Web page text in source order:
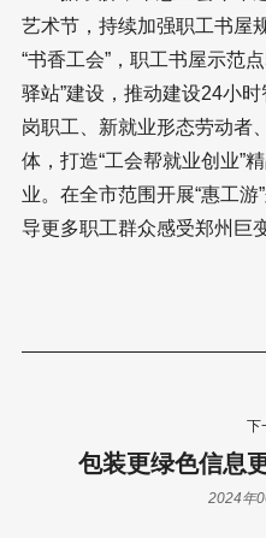
艺术节，持续加强职工书屋
“书香工会”，职工书屋示范
驿站”建设，推动建设24小
岗职工、新就业形态劳动者
体，打造“工会帮就业创业”
业。在全市范围开展“惠工游
导更多职工群众感受郑州巨
下
包装更绿色信息
2024年